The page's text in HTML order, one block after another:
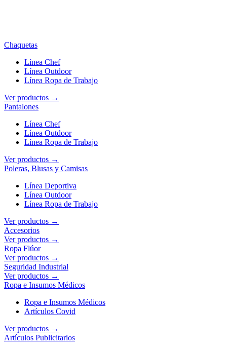
Chaquetas
Línea Chef
Línea Outdoor
Línea Ropa de Trabajo
Ver productos →
Pantalones
Línea Chef
Línea Outdoor
Línea Ropa de Trabajo
Ver productos →
Poleras, Blusas y Camisas
Línea Deportiva
Línea Outdoor
Línea Ropa de Trabajo
Ver productos →
Accesorios
Ver productos →
Ropa Flúor
Ver productos →
Seguridad Industrial
Ver productos →
Ropa e Insumos Médicos
Ropa e Insumos Médicos
Artículos Covid
Ver productos →
Artículos Publicitarios